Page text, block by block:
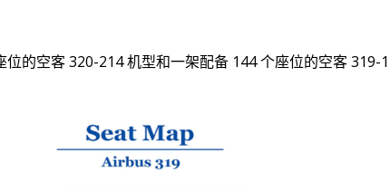
的空客 320-214 机型和一架配备 144 个座位的空客 319-